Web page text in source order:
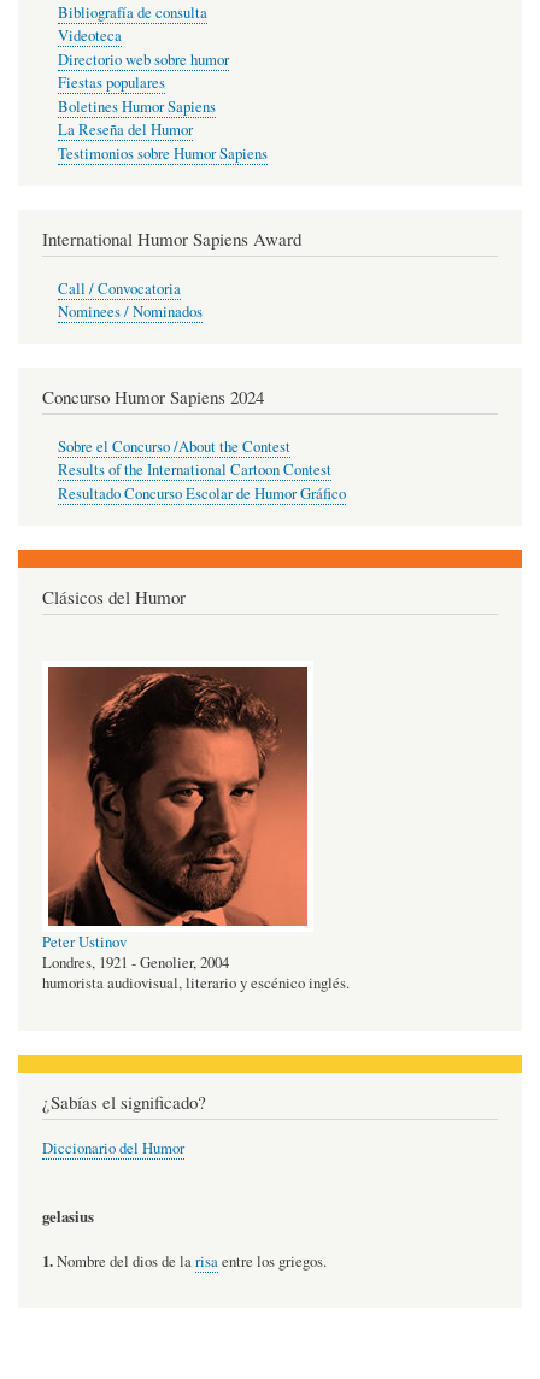
Bibliografía de consulta
Videoteca
Directorio web sobre humor
Fiestas populares
Boletines Humor Sapiens
La Reseña del Humor
Testimonios sobre Humor Sapiens
International Humor Sapiens Award
Call / Convocatoria
Nominees / Nominados
Concurso Humor Sapiens 2024
Sobre el Concurso /About the Contest
Results of the International Cartoon Contest
Resultado Concurso Escolar de Humor Gráfico
Clásicos del Humor
Peter Ustinov
Londres, 1921 - Genolier, 2004
humorista audiovisual, literario y escénico inglés.
¿Sabías el significado?
Diccionario del Humor
gelasius
1.Nombre del dios de larisaentre los griegos.